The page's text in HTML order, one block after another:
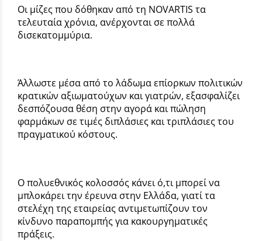
Οι μίζες που δόθηκαν από τη NOVARTIS τα
τελευταία χρόνια, ανέρχονται σε πολλά
δισεκατομμύρια.
Άλλωστε μέσα από το λάδωμα επίορκων πολιτικών
κρατικών αξιωματούχων και γιατρών, εξασφαλίζει
δεσπόζουσα θέση στην αγορά και πώληση
φαρμάκων σε τιμές διπλάσιες και τριπλάσιες του
πραγματικού κόστους.
Ο πολυεθνικός κολοσσός κάνει ό,τι μπορεί να
μπλοκάρει την έρευνα στην Ελλάδα, γιατί τα
στελέχη της εταιρείας αντιμετωπίζουν τον
κίνδυνο παραπομπής για κακουργηματικές
πράξεις.